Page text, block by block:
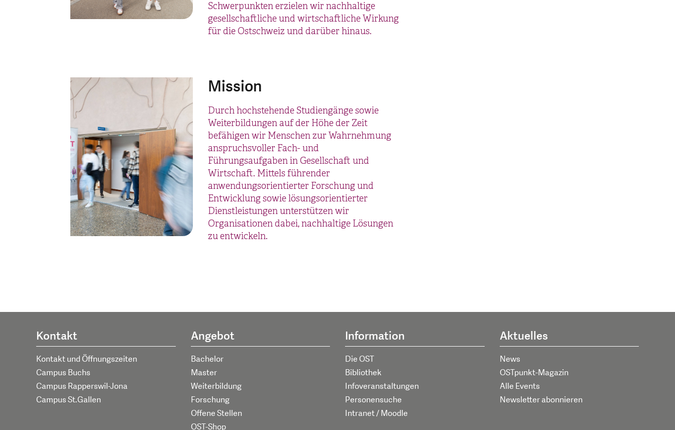
Schwerpunkten erzielen wir nachhaltige
gesellschaftliche und wirtschaftliche Wirkung
für die Ostschweiz und darüber hinaus.
Mission
Durch hochstehende Studiengänge sowie
Weiterbildungen auf der Höhe der Zeit
befähigen wir Menschen zur Wahrnehmung
anspruchsvoller Fach- und
Führungsaufgaben in Gesellschaft und
Wirtschaft. Mittels führender
anwendungsorientierter Forschung und
Entwicklung sowie lösungsorientierter
Dienstleistungen unterstützen wir
Organisationen dabei, nachhaltige Lösungen
zu entwickeln.
Kontakt
Kontakt und Öffnungszeiten
Campus Buchs
Campus Rapperswil-Jona
Campus St.Gallen
Angebot
Bachelor
Master
Weiterbildung
Forschung
Offene Stellen
OST-Shop
Information
Die OST
Bibliothek
Infoveranstaltungen
Personensuche
Intranet / Moodle
Aktuelles
News
OSTpunkt-Magazin
Alle Events
Newsletter abonnieren